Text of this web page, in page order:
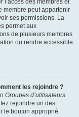
l’accès des membres et
membre peut appartenir
ses permissions. La
permet aux
de plusieurs membres
ou rendre accessible
les rejoindre ?
Groupes d’utilisateurs
rejoindre un des
le bouton approprié.